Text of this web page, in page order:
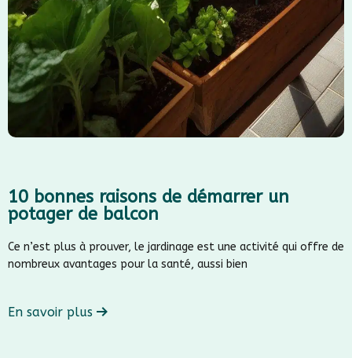
10 bonnes raisons de démarrer un
potager de balcon
Ce n’est plus à prouver, le jardinage est une activité qui offre de
nombreux avantages pour la santé, aussi bien
En savoir plus